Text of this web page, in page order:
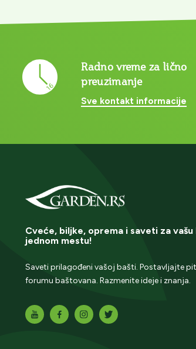
Radno vreme za lično
preuzimanje
Sve kontakt informacije
Cveće, biljke, oprema i saveti za vašu
jednom mestu!
Saveti prilagođeni vašoj bašti. Postavljajte
forumu baštovana. Razmenite ideje i znanja.